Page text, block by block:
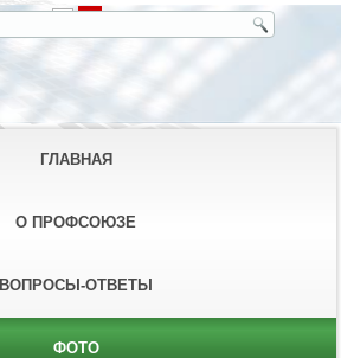
ГЛАВНАЯ
О ПРОФСОЮЗЕ
ВОПРОСЫ-ОТВЕТЫ
ФОТО